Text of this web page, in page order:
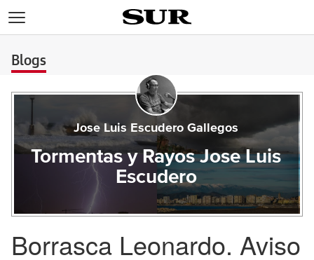
Blogs
Jose Luis Escudero Gallegos
Tormentas y Rayos Jose Luis
Escudero
Borrasca Leonardo. Aviso